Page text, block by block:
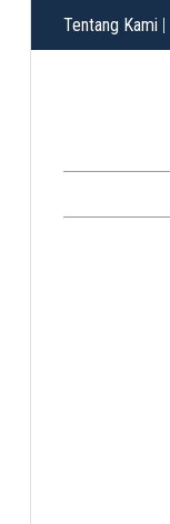
Tentang Kami |